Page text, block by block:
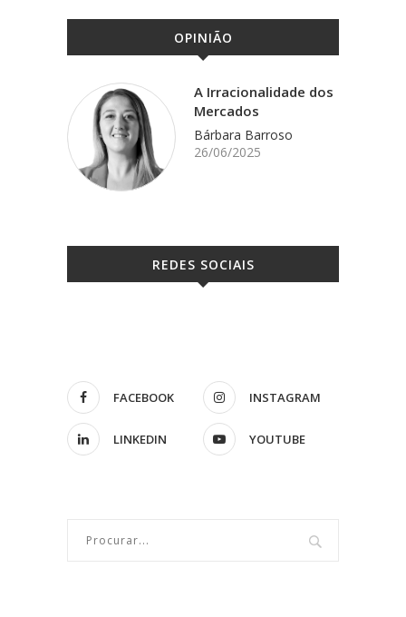
OPINIÃO
A Irracionalidade dos
Mercados
Bárbara Barroso
26/06/2025
REDES SOCIAIS
FACEBOOK INSTAGRAM
LINKEDIN YOUTUBE